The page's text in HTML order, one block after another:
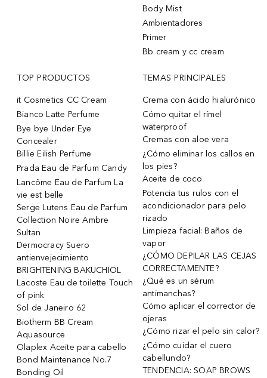
Body Mist
Ambientadores
Primer
Bb cream y cc cream
TOP PRODUCTOS
it Cosmetics CC Cream
Bianco Latte Perfume
Bye bye Under Eye
Concealer
Billie Eilish Perfume
Prada Eau de Parfum Candy
Lancôme Eau de Parfum La
vie est belle
Serge Lutens Eau de Parfum
Collection Noire Ambre
Sultan
Dermocracy Suero
antienvejecimiento
BRIGHTENING BAKUCHIOL
Lacoste Eau de toilette Touch
of pink
Sol de Janeiro 62
Biotherm BB Cream
Aquasource
Olaplex Aceite para cabello
Bond Maintenance No.7
Bonding Oil
TEMAS PRINCIPALES
Crema con ácido hialurónico
Cómo quitar el rímel
waterproof
Cremas con aloe vera
¿Cómo eliminar los callos en
los pies?
Aceite de coco
Potencia tus rulos con el
acondicionador para pelo
rizado
Limpieza facial: Baños de
vapor
¿CÓMO DEPILAR LAS CEJAS
CORRECTAMENTE?
¿Qué es un sérum
antimanchas?
Cómo aplicar el corrector de
ojeras
¿Cómo rizar el pelo sin calor?
¿Cómo cuidar el cuero
cabellundo?
TENDENCIA: SOAP BROWS